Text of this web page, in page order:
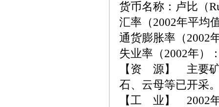
货币名称：卢比（
汇率（2002年平均
通货膨胀率（2002
失业率（2002年）
【资 源】 主要矿
石、云母等已开采
【工 业】 2002年